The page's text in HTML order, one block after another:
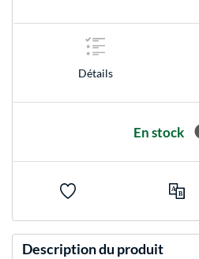
Détails
En stock
Description du produit